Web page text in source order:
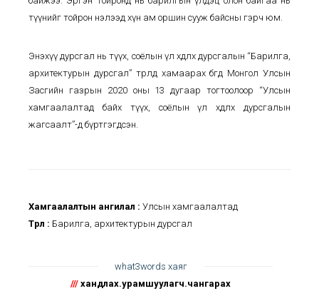
түүнийг тойрон нэлээд хүн ам оршин сууж байсны гэрч юм.
Энэхүү дурсгал нь түүх, соёлын үл хөдлөх дурсгалын “Барилга,
архитектурын дурсгал” төрөлд хамаарах бөгөөд Монгол Улсын
Засгийн газрын 2020 оны 13 дугаар тогтоолоор “Улсын
хамгаалалтад байх түүх, соёлын үл хөдлөх дурсгалын
жагсаалт”-д бүртгэгдсэн.
Хамгаалалтын ангилал : Улсын хамгаалалтад
Төрөл : Барилга, архитектурын дурсгал
what3words хаяг
/// хандлах.урамшуулагч.чангарах